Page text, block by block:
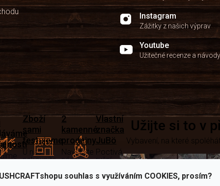
souhlas s využíváním COOKIES, prosím?
s
Instagram
Zážitky z našich výprav
Youtube
Užitečné recenze a návody
Zboží
sami
testujeme
U nás
nekoupíte
pytli“
2
kamenné
prodejny
Navštivte
nás v
Šumperku
Vlastní
značka
JuBö
Poctivá
ruční
v ČR
Užijte si to v
Vybavení, na které